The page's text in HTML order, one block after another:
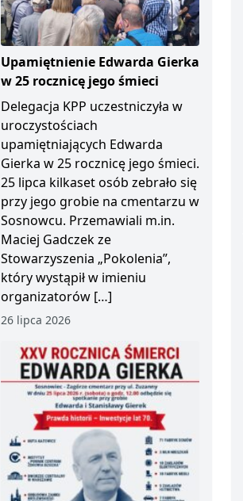
Upamiętnienie Edwarda Gierka
w 25 rocznicę jego śmieci
Delegacja KPP uczestniczyła w
uroczystościach
upamiętniających Edwarda
Gierka w 25 rocznicę jego śmieci.
25 lipca kilkaset osób zebrało się
przy jego grobie na cmentarzu w
Sosnowcu. Przemawiali m.in.
Maciej Gadczek ze
Stowarzyszenia „Pokolenia”,
który wystąpił w imieniu
organizatorów […]
26 lipca 2026